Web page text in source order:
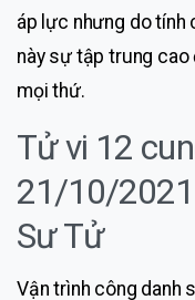
áp lực nhưng do
này sự tập trung
mọi thứ.
Tử vi 12
21/10/2021
Sư Tử
Vận trình công danh